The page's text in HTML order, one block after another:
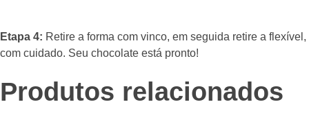
Etapa 4: Retire a forma com vinco, em seguida retire a flexível,
com cuidado. Seu chocolate está pronto!
Produtos relacionados